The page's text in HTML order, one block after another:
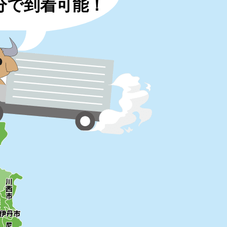
到着可能！